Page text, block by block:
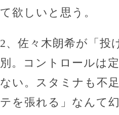
て欲しいと思う。
2、佐々木朗希が「投
別。コントロールは
ない。スタミナも不
テを張れる」なんて